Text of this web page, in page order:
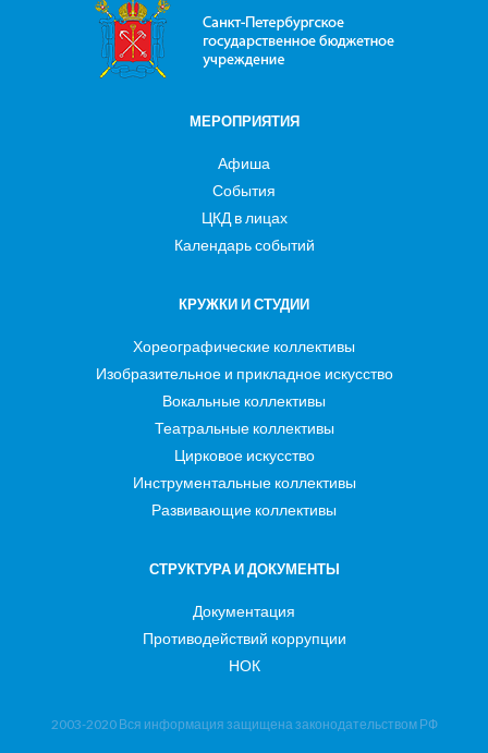
МЕРОПРИЯТИЯ
Афиша
События
ЦКД в лицах
Календарь событий
КРУЖКИ И СТУДИИ
Хореографические коллективы
Изобразительное и прикладное искусство
Вокальные коллективы
Театральные коллективы
Цирковое искусство
Инструментальные коллективы
Развивающие коллективы
СТРУКТУРА И ДОКУМЕНТЫ
Документация
Противодействий коррупции
НОК
2003-2020 Вся информация защищена законодательством РФ